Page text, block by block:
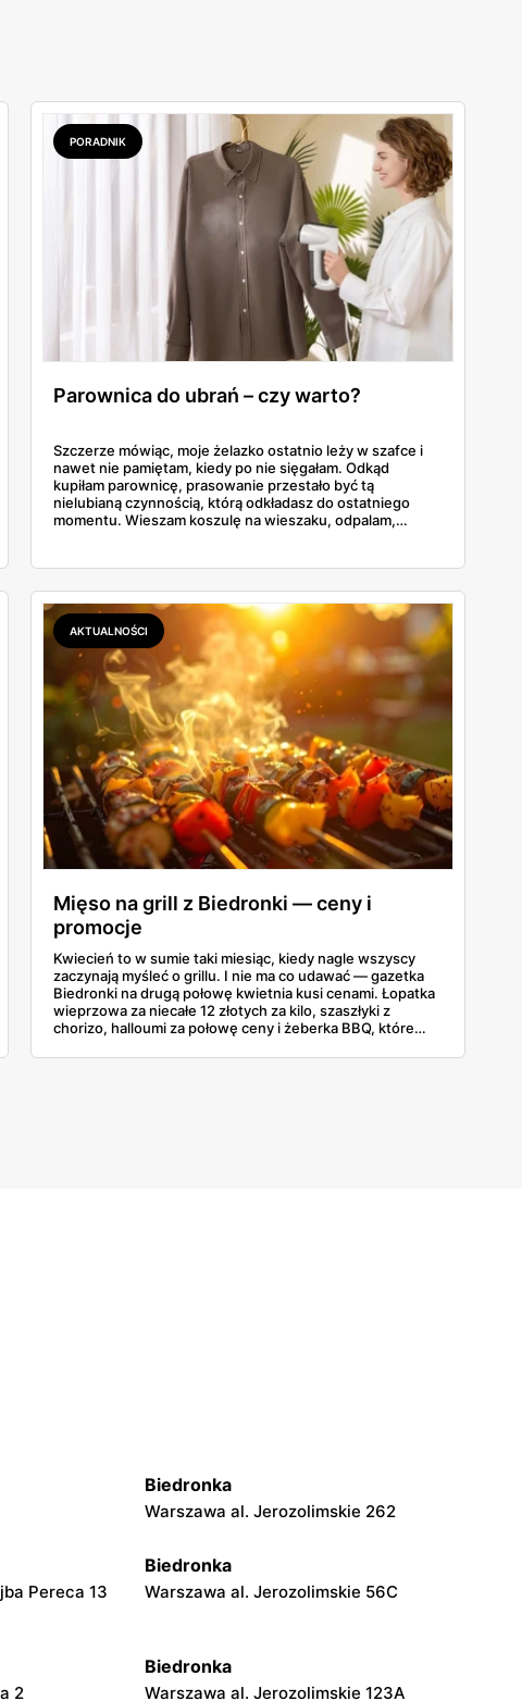
PORADNIK
Parownica do ubrań – czy warto?
Szczerze mówiąc, moje żelazko ostatnio leży w szafce i
nawet nie pamiętam, kiedy po nie sięgałam. Odkąd
kupiłam parownicę, prasowanie przestało być tą
nielubianą czynnością, którą odkładasz do ostatniego
momentu. Wieszam koszulę na wieszaku, odpalam,
zatrzęsienie, a nie każda robi to, co obiecuje producent.
AKTUALNOŚCI
Mięso na grill z Biedronki — ceny i
promocje
Kwiecień to w sumie taki miesiąc, kiedy nagle wszyscy
zaczynają myśleć o grillu. I nie ma co udawać — gazetka
Biedronki na drugą połowę kwietnia kusi cenami. Łopatka
wieprzowa za niecałe 12 złotych za kilo, szaszłyki z
chorizo, halloumi za połowę ceny i żeberka BBQ, które
grillowe z oferty 16-30 kwietnia, żeby nie trzeba było
Biedronka
Warszawa al. Jerozolimskie 262
Pereca 13
Biedronka
Warszawa al. Jerozolimskie 56C
2
Biedronka
Warszawa al. Jerozolimskie 123A